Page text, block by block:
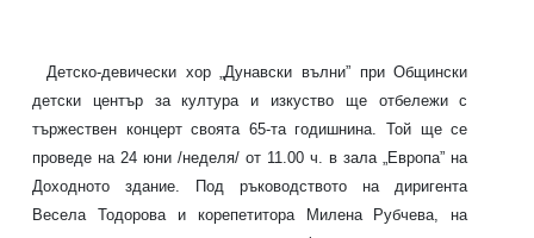
Детско-девически хор „Дунавски вълни” при Общински
детски център за култура и изкуство ще отбележи с
тържествен концерт своята 65-та годишнина. Той ще се
проведе на 24 юни /неделя/ от 11.00 ч. в зала „Европа” на
Доходното здание. Под ръководството на диригента
Весела Тодорова и корепетитора Милена Рубчева, на